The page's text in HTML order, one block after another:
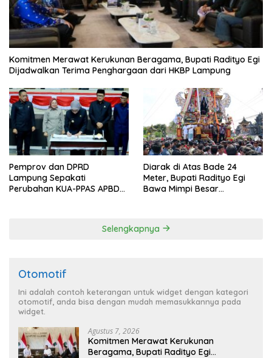
Komitmen Merawat Kerukunan Beragama, Bupati Radityo Egi
Dijadwalkan Terima Penghargaan dari HKBP Lampung
Pemprov dan DPRD
Lampung Sepakati
Perubahan KUA-PPAS APBD
Diarak di Atas Bade 24
Meter, Bupati Radityo Egi
Bawa Mimpi Besar
Selengkapnya
Otomotif
Ini adalah contoh keterangan untuk widget dengan kategori
otomotif, anda bisa dengan mudah memasukkannya pada
widget.
Agustus 7, 2026
Komitmen Merawat Kerukunan
Beragama, Bupati Radityo Egi